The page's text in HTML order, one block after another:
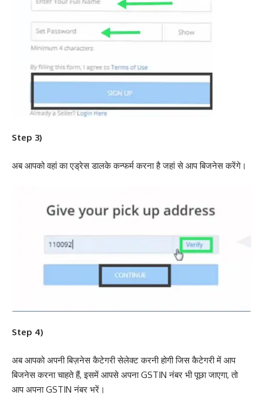
Step 3)
अब आपको वहां का एड्रेस डालके कन्फर्म करना है जहां से आप बिजनेस करेंगे।
Step 4)
अब आपको अपनी बिज़नेस कैटेगरी सेलेक्ट करनी होगी जिस कैटेगरी में आप
बिजनेस करना चाहते हैं, इसमें आपसे अपना GSTIN नंबर भी पूछा जाएगा, तो
आप अपना GSTIN नंबर भरें।